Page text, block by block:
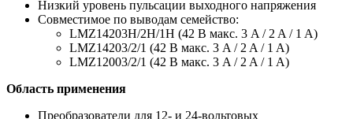
Низкий уровень пульсации выходного напряжения
Совместимое по выводам семейство:
LMZ14203H/2H/1H (42 В макс. 3 A / 2 A / 1 A)
LMZ14203/2/1 (42 В макс. 3 A / 2 A / 1 A)
LMZ12003/2/1 (42 В макс. 3 A / 2 A / 1 A)
Область применения
Преобразователи для 12- и 24-вольтовых